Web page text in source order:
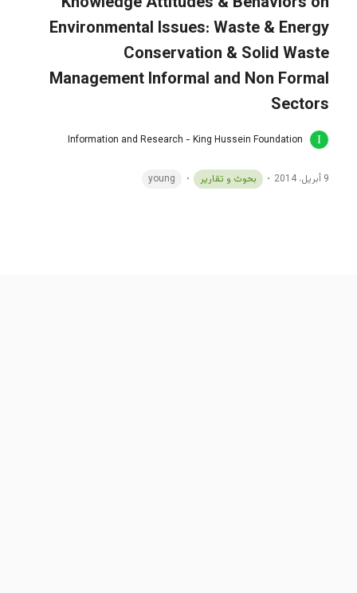
Environmental Issues: Waste & Energy
Conservation & Solid Waste
Management Informal and Non Formal
Sectors
Information and Research - King Hussein Foundation
9 أبريل، 2014 بحوث و تقارير young